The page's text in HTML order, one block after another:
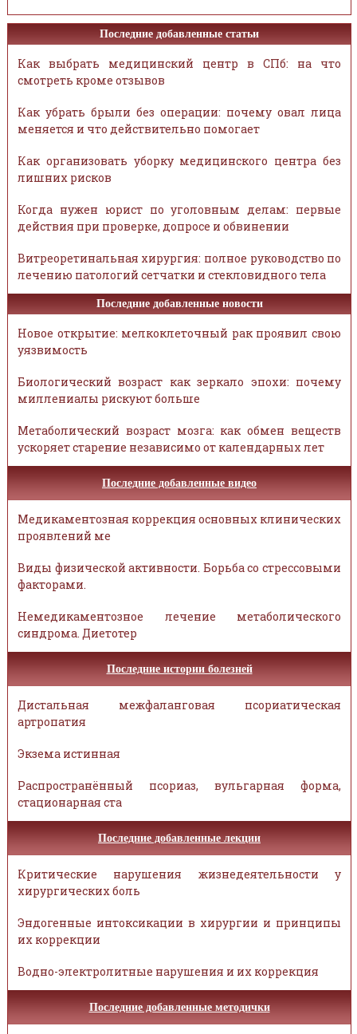
Последние добавленные статьи
Как выбрать медицинский центр в СПб: на что
смотреть кроме отзывов
Как убрать брыли без операции: почему овал лица
меняется и что действительно помогает
Как организовать уборку медицинского центра без
лишних рисков
Когда нужен юрист по уголовным делам: первые
действия при проверке, допросе и обвинении
Витреоретинальная хирургия: полное руководство по
лечению патологий сетчатки и стекловидного тела
Последние добавленные новости
Новое открытие: мелкоклеточный рак проявил свою
уязвимость
Биологический возраст как зеркало эпохи: почему
миллениалы рискуют больше
Метаболический возраст мозга: как обмен веществ
ускоряет старение независимо от календарных лет
Последние добавленные видео
Медикаментозная коррекция основных клинических
проявлений ме
Виды физической активности. Борьба со стрессовыми
факторами.
Немедикаментозное лечение метаболического
синдрома. Диетотер
Последние истории болезней
Дистальная межфаланговая псориатическая
артропатия
Экзема истинная
Распространённый псориаз, вульгарная форма,
стационарная ста
Последние добавленные лекции
Критические нарушения жизнедеятельности у
хирургических боль
Эндогенные интоксикации в хирургии и принципы
их коррекции
Водно-электролитные нарушения и их коррекция
Последние добавленные методички